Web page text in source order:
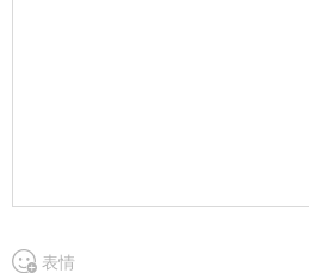
表情